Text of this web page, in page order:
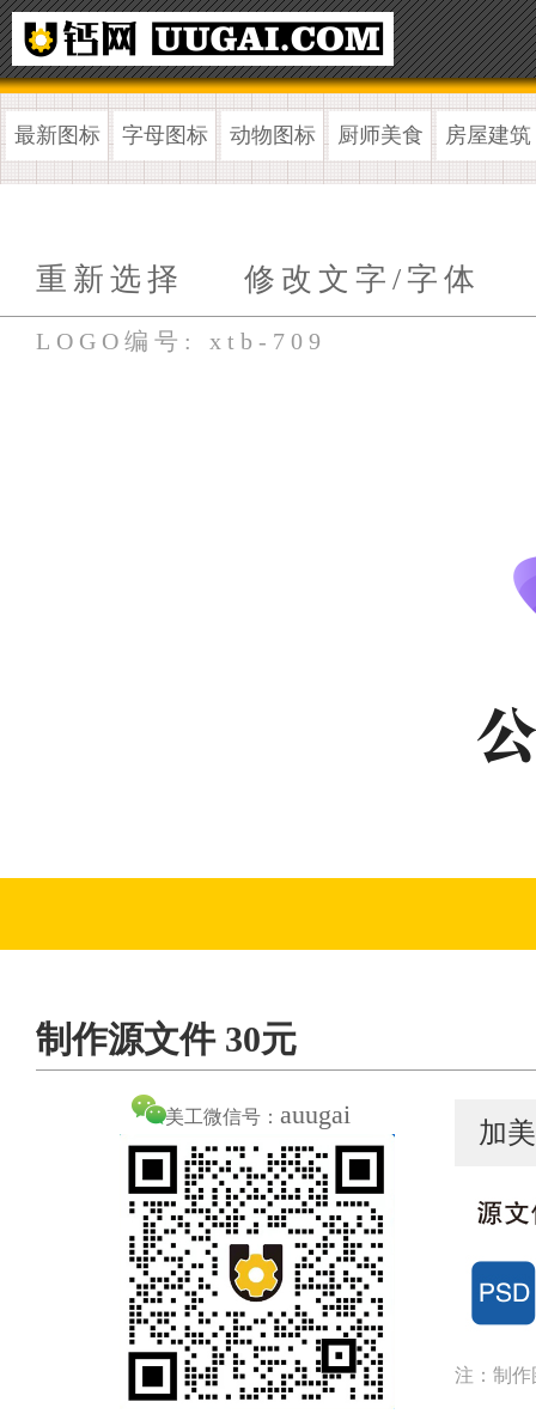
最新图标 字母图标 动物图标 厨师美食 房屋建筑
重新选择 修改文字/字体
LOGO编号: xtb-709
制作源文件 30元
美工微信号： auugai
加
注：制作